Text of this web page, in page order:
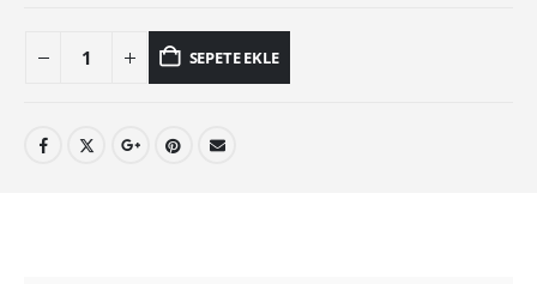
SEPETE EKLE